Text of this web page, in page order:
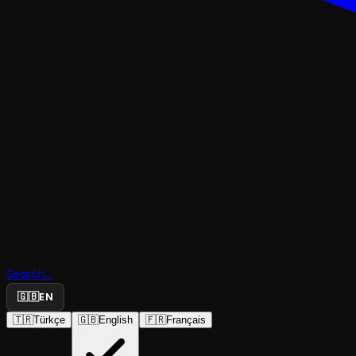
Search...
🇬🇧EN
🇹🇷Türkçe 🇬🇧English 🇫🇷Français
Duruşu